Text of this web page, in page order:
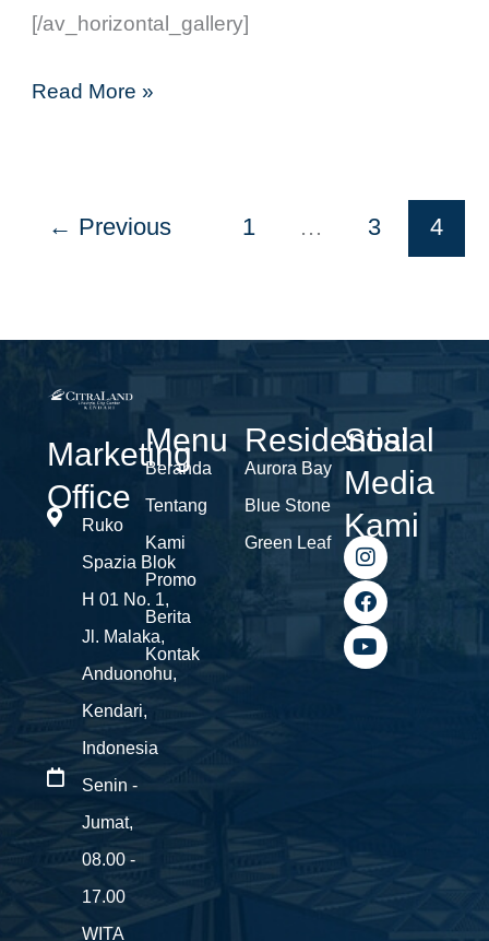
[/av_horizontal_gallery]
Read More »
← Previous 1 … 3 4
Marketing
Office
Ruko
Spazia Blok
H 01 No. 1,
Jl. Malaka,
Anduonohu,
Kendari,
Indonesia
Senin -
Jumat,
08.00 -
17.00
WITA
Menu
Beranda
Tentang
Kami
Promo
Berita
Kontak
Residential
Aurora Bay
Blue Stone
Green Leaf
Sosial
Media
Kami
I
n
s
t
a
g
r
F
a
c
e
b
o
o
Y
o
u
t
u
b
e